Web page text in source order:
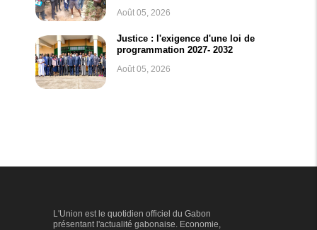
Août 05, 2026
Justice : l'exigence d'une loi de
programmation 2027- 2032
Août 05, 2026
L'Union est le quotidien officiel du Gabon
présentant l'actualité gabonaise. Economie,